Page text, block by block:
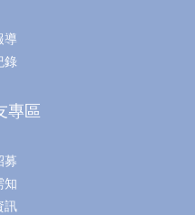
導
錄
專區
募
知
訊